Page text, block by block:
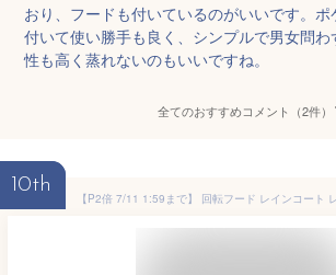
おり、フードも付いているのがいいです。ポ
付いて使い勝手も良く、シンプルで男女問
性も高く蒸れないのもいいですね。
全てのおすすめコメント（2件）
10th